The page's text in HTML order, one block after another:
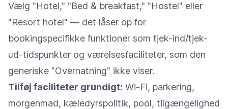
Vælg "Hotel," "Bed & breakfast," "Hostel" eller
"Resort hotel" — det låser op for
bookingspecifikke funktioner som tjek-ind/tjek-
ud-tidspunkter og værelsesfaciliteter, som den
generiske "Overnatning" ikke viser.
Tilføj faciliteter grundigt: Wi-Fi, parkering,
morgenmad, kæledyrspolitik, pool, tilgængelighed